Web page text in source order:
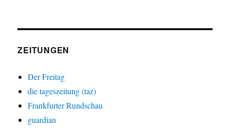
ZEITUNGEN
Der Freitag
die tageszeitung (taz)
Frankfurter Rundschau
guardian